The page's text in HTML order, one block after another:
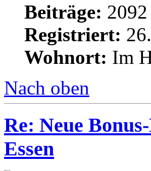
Beiträge: 2092
Registriert:
Wohnort: Im
Nach oben
Re: Neue
Essen